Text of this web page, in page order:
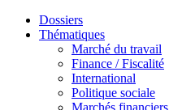
Dossiers
Thématiques
Marché du travail
Finance / Fiscalité
International
Politique sociale
Marchés financiers